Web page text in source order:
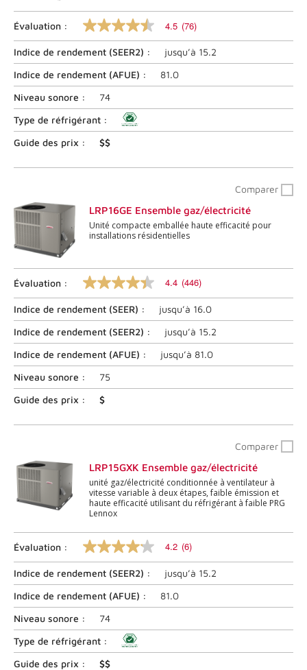
Évaluation :
4.5
sur
5
étoiles,
valeur
nominale
moyenne.
Lire
les
commentaires
76
page.
4.5 (76)
Indice de rendement (SEER2) : jusqu’à 15.2
Indice de rendement (AFUE) :
81.0
Niveau sonore :
74
Type de réfrigérant :
Guide des prix :
$$
Comparer
LRP16GE Ensemble gaz/électricité
Unité compacte emballée haute efficacité pour
installations résidentielles
Évaluation :
4.4
sur
5
étoiles,
valeur
nominale
moyenne.
Lire
les
commentaires
446
page.
4.4 (446)
Indice de rendement (SEER) : jusqu’à 16.0
Indice de rendement (SEER2) : jusqu’à 15.2
Indice de rendement (AFUE) : jusqu’à 81.0
Niveau sonore :
75
Guide des prix :
$
Comparer
LRP15GXK Ensemble gaz/électricité
unité gaz/électricité conditionnée à ventilateur à
vitesse variable à deux étapes, faible émission et
haute efficacité utilisant du réfrigérant à faible PRG
Lennox
Évaluation :
4.2
sur
5
étoiles,
valeur
nominale
moyenne.
Lire
les
commentaires
6
4.2 (6)
Indice de rendement (SEER2) : jusqu’à 15.2
Indice de rendement (AFUE) :
81.0
Niveau sonore :
74
Type de réfrigérant :
Guide des prix :
$$